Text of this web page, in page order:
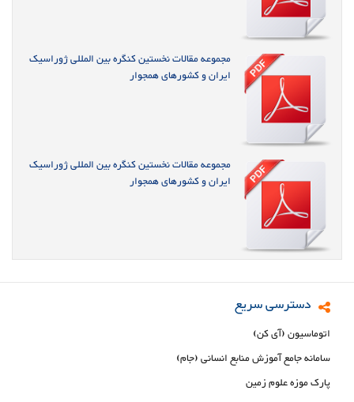
مجموعه مقالات نخستین کنگره بین المللی ژوراسیک
ایران و کشورهای همجوار
مجموعه مقالات نخستین کنگره بین المللی ژوراسیک
ایران و کشورهای همجوار
دسترسی سریع
اتوماسیون (آی کن)
سامانه جامع آموزش منابع انسانی (جام)
پارک موزه علوم زمین